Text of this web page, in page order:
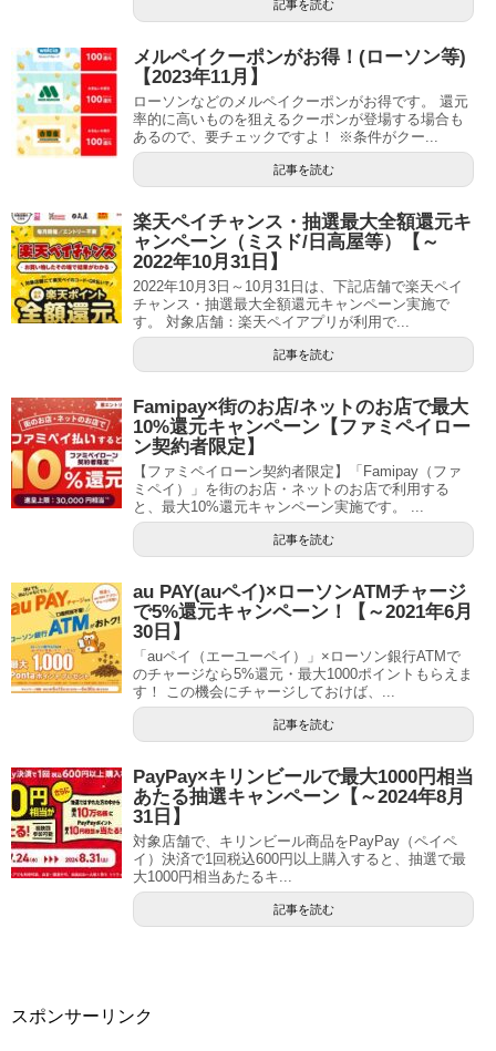
記事を読む
メルペイクーポンがお得！(ローソン等)
【2023年11月】
ローソンなどのメルペイクーポンがお得です。 還元
率的に高いものを狙えるクーポンが登場する場合も
あるので、要チェックですよ！ ※条件がクー...
記事を読む
楽天ペイチャンス・抽選最大全額還元キ
ャンペーン（ミスド/日高屋等）【～
2022年10月31日】
2022年10月3日～10月31日は、下記店舗で楽天ペイ
チャンス・抽選最大全額還元キャンペーン実施で
す。 対象店舗：楽天ペイアプリが利用で...
記事を読む
Famipay×街のお店/ネットのお店で最大
10%還元キャンペーン【ファミペイロー
ン契約者限定】
【ファミペイローン契約者限定】「Famipay（ファ
ミペイ）」を街のお店・ネットのお店で利用する
と、最大10%還元キャンペーン実施です。 ...
記事を読む
au PAY(auペイ)×ローソンATMチャージ
で5%還元キャンペーン！【～2021年6月
30日】
「auペイ（エーユーペイ）」×ローソン銀行ATMで
のチャージなら5%還元・最大1000ポイントもらえま
す！ この機会にチャージしておけば、...
記事を読む
PayPay×キリンビールで最大1000円相当
あたる抽選キャンペーン【～2024年8月
31日】
対象店舗で、キリンビール商品をPayPay（ペイペ
イ）決済で1回税込600円以上購入すると、抽選で最
大1000円相当あたるキ...
記事を読む
スポンサーリンク